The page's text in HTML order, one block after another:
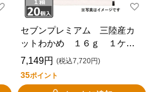
セブンプレミアム 三陸産カ
ットわかめ １６ｇ １ケー
ス２０個入り
7,149円 (税込7,720円)
35ポイント